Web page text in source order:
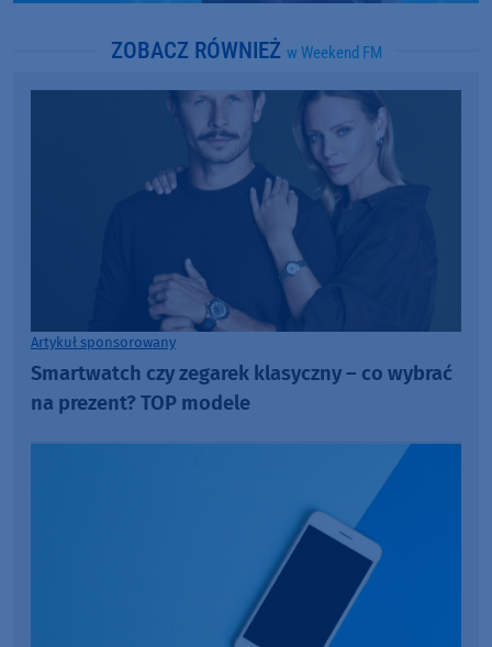
ZOBACZ RÓWNIEŻ w Weekend FM
Artykuł sponsorowany
Smartwatch czy zegarek klasyczny – co wybrać
na prezent? TOP modele